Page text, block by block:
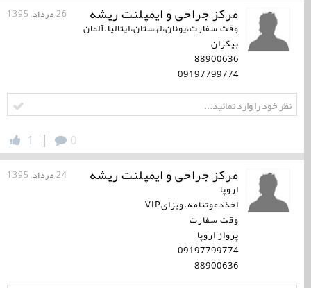
مرکز جراحی و ایمپلنت ریشه 26 مرداد, 1395
وقت سفارت،یونان،لهستان،ایتالیا.آلمان
بیکران
88900636
09197799774
0
|
1
مرکز جراحی و ایمپلنت ریشه 24 مرداد, 1395
اروپا
اخذدعوتنامه.ویزایVIP
وقت سفارت
پرواز اروپا
09197799774
88900636